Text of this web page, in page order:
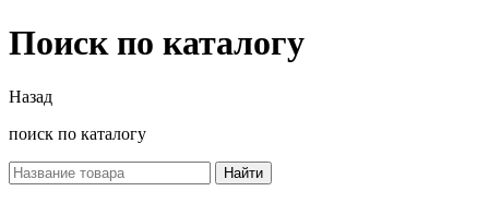
Поиск по каталогу
Назад
поиск по каталогу
Найти